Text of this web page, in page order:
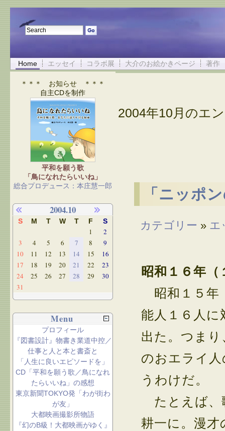
Home エッセイ コラボ展 大介のお絵かきページ 著作
2004年10月のエ
「ニッポ
カテゴリー » エ
昭和１６年（
昭和１５年
能人１６人
出た。つま
のおエライ
うわけだ。
たとえば、
耕一に。漫才
＊＊＊ お知らせ ＊＊＊
自主CDを制作
平和を願う歌
「鳥になれたらいいね」
総合プロデュース：本庄慧一郎
2004.10
S M T W T F S
1
2
3
4 5 6 7 8
9
10
11 12 13 14 15
16
17
18 19 20 21 22
23
24
25 26 27 28 29
30
31
Menu
プロフィール
『図書設計』物書き業道中控／
仕事と人と本と書斎と
「人生に良いエピソードを」
CD「平和を願う歌／鳥になれ
たらいいね」の感想
東京新聞TOKYO発「わが街わ
が友」
大都映画撮影所物語
『幻のB級！大都映画がゆく』